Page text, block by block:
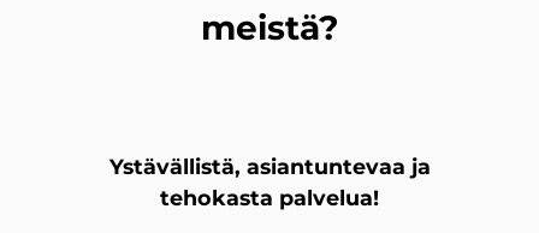
meistä?
Ystävällistä, asiantuntevaa ja
tehokasta palvelua!